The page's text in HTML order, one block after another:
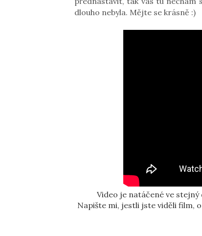
dlouho nebyla. Mějte se krásně :)
Video je natáčené ve
Napište mi, jestli jste viděli film,